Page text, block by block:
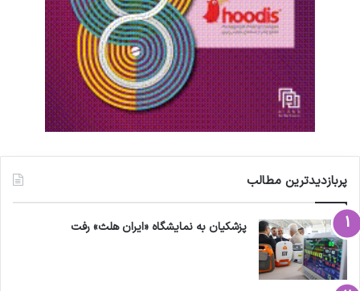
پربازدیدترین مطالب
پزشکیان به نمایشگاه «ایران هلث» رفت